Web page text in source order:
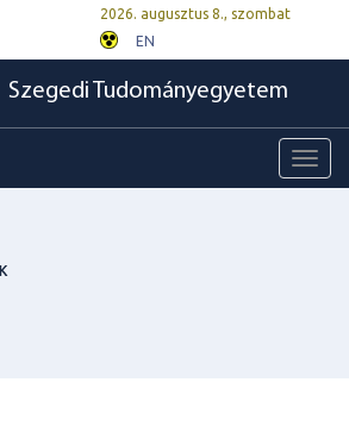
2026. augusztus 8., szombat
EN
Szegedi Tudományegyetem